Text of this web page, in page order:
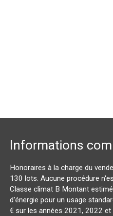
Informations
Honoraires à la charge du
130 lots. Aucune procédure
Classe climat B Montant
d'énergie pour un usage
€ sur les années 2021, 2022